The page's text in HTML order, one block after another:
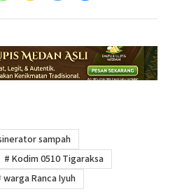
sampah
# Kodim 0510 Tigaraksa
warga Ranca Iyuh